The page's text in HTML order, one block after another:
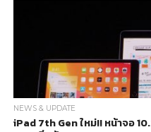
NEWS & UPDATE
iPad 7th Gen ใหม่!! หน้าจอ